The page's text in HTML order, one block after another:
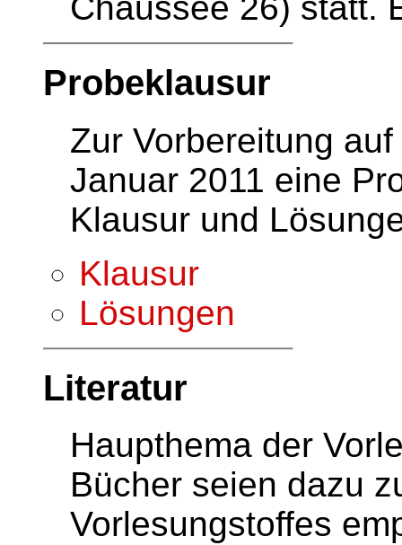
Chaussee 26) statt.
Probeklausur
Zur Vorbereitung
Januar 2011 eine
Klausur und
Klausur
Lösungen
Literatur
Haupthema der
Bücher seien dazu
Vorlesungstoffes